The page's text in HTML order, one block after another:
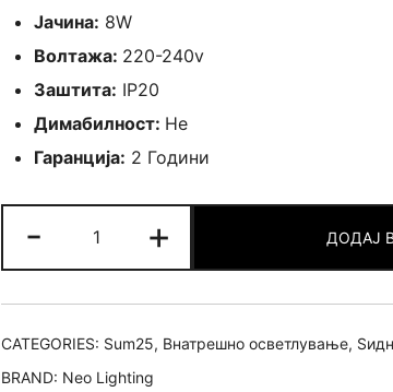
Јачина: 8W
Волтажа: 220-240v
Заштита: IP20
Димабилност: Не
Гаранција: 2 Години
-
Mond-
Brass
40ka
quantity
+ ДОДАЈ
CATEGORIES: Sum25, Внатрешно осветлување,
BRAND: Neo Lighting